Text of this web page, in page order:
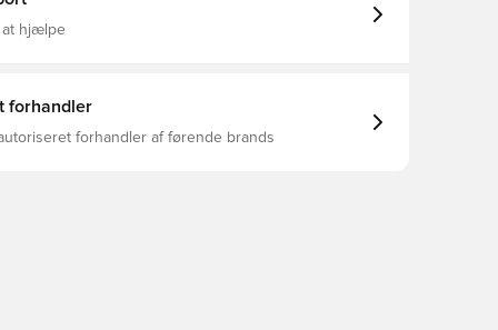
at hjælpe
forhandler
forhandler af førende brands